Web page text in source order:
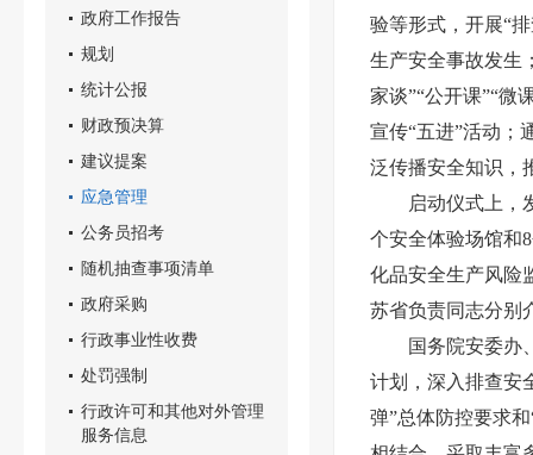
政府工作报告
规划
统计公报
财政预决算
建议提案
应急管理
公务员招考
随机抽查事项清单
政府采购
行政事业性收费
处罚强制
行政许可和其他对外管理
服务信息
验等形式，开展“
生产安全事故发生
家谈”“公开课”“微
宣传“五进”活动；
泛传播安全知识，
启动仪式上，
个安全体验场馆和
化品安全生产风险
苏省负责同志分别
国务院安委办
计划，深入排查安
弹”总体防控要求